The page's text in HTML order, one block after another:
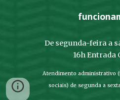
De segunda-feira a
16h Entrada
Atendimento administrativo
sociais) de segunda a